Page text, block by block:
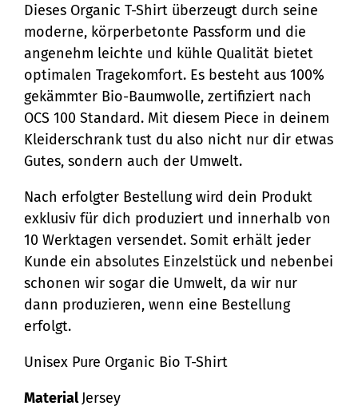
Dieses Organic T-Shirt überzeugt durch seine
moderne, körperbetonte Passform und die
angenehm leichte und kühle Qualität bietet
optimalen Tragekomfort. Es besteht aus 100%
gekämmter Bio-Baumwolle, zertifiziert nach
OCS 100 Standard. Mit diesem Piece in deinem
Kleiderschrank tust du also nicht nur dir etwas
Gutes, sondern auch der Umwelt.
Nach erfolgter Bestellung wird dein Produkt
exklusiv für dich produziert und innerhalb von
10 Werktagen versendet. Somit erhält jeder
Kunde ein absolutes Einzelstück und nebenbei
schonen wir sogar die Umwelt, da wir nur
dann produzieren, wenn eine Bestellung
erfolgt.
Unisex Pure Organic Bio T-Shirt
MaterialJersey